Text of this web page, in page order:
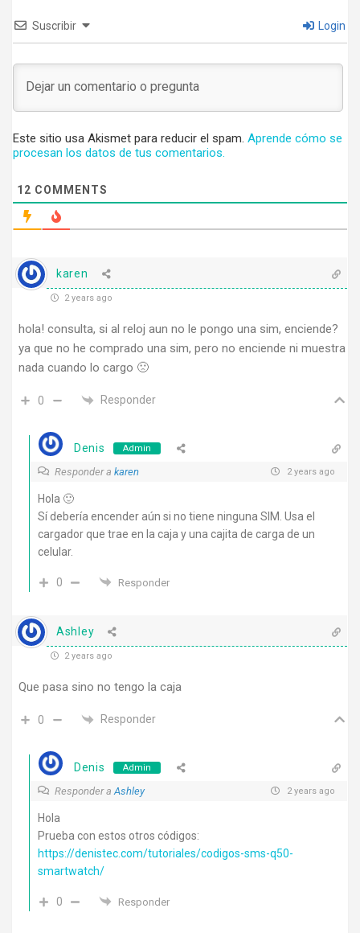
Suscribir Login
Este sitio usa Akismet para reducir el spam. Aprende cómo se
procesan los datos de tus comentarios.
12 COMMENTS
karen
2 years ago
hola! consulta, si al reloj aun no le pongo una sim, enciende?
ya que no he comprado una sim, pero no enciende ni muestra
nada cuando lo cargo 🙁
0 Responder
Denis Admin
Responder a karen 2 years ago
Hola 🙂
Sí debería encender aún si no tiene ninguna SIM. Usa el
cargador que trae en la caja y una cajita de carga de un
celular.
0 Responder
Ashley
2 years ago
Que pasa sino no tengo la caja
0 Responder
Denis Admin
Responder a Ashley 2 years ago
Hola
Prueba con estos otros códigos:
https://denistec.com/tutoriales/codigos-sms-q50-
smartwatch/
0 Responder